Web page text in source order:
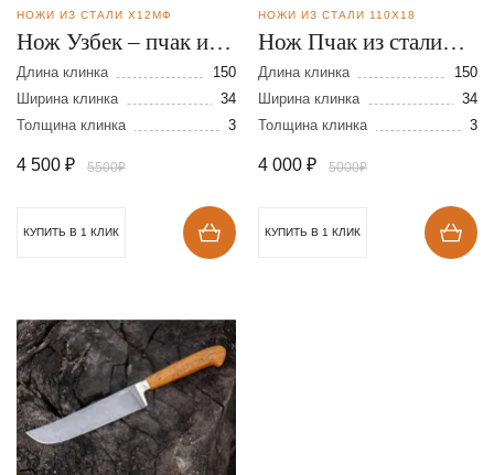
НОЖИ ИЗ СТАЛИ Х12МФ
Нож Узбек – пчак из
кованой стали
Х12МФ
Длина клинка
150
Ширина клинка
34
Толщина клинка
3
4 500 ₽ 5500₽
КУПИТЬ В 1 КЛИК
НОЖИ ИЗ СТАЛИ 110Х18
Нож Пчак из стали
110Х18
Длина клинка
150
Ширина клинка
34
Толщина клинка
3
4 000 ₽ 5000₽
КУПИТЬ В 1 КЛИК